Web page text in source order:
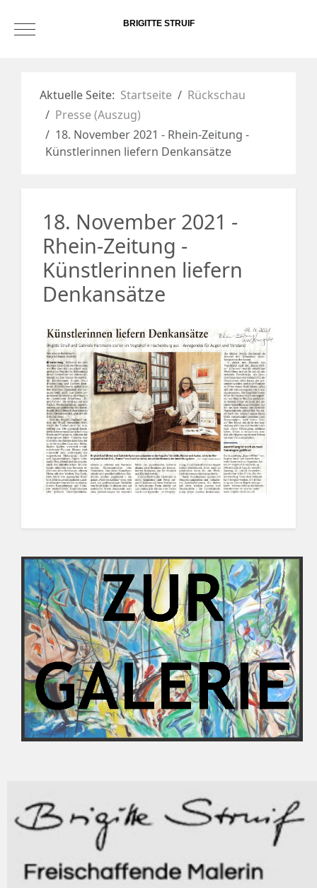
Mobile Menu ToggleBRIGITTE STRUIF
Aktuelle Seite: Startseite
Rückschau
Presse (Auszug)
18. November 2021 - Rhein-Zeitung -
Künstlerinnen liefern Denkansätze
18. November 2021 -
Rhein-Zeitung -
Künstlerinnen liefern
Denkansätze